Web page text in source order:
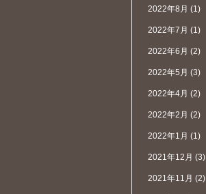
2022年8月 (1)
2022年7月 (1)
2022年6月 (2)
2022年5月 (3)
2022年4月 (2)
2022年2月 (2)
2022年1月 (1)
2021年12月 (3)
2021年11月 (2)